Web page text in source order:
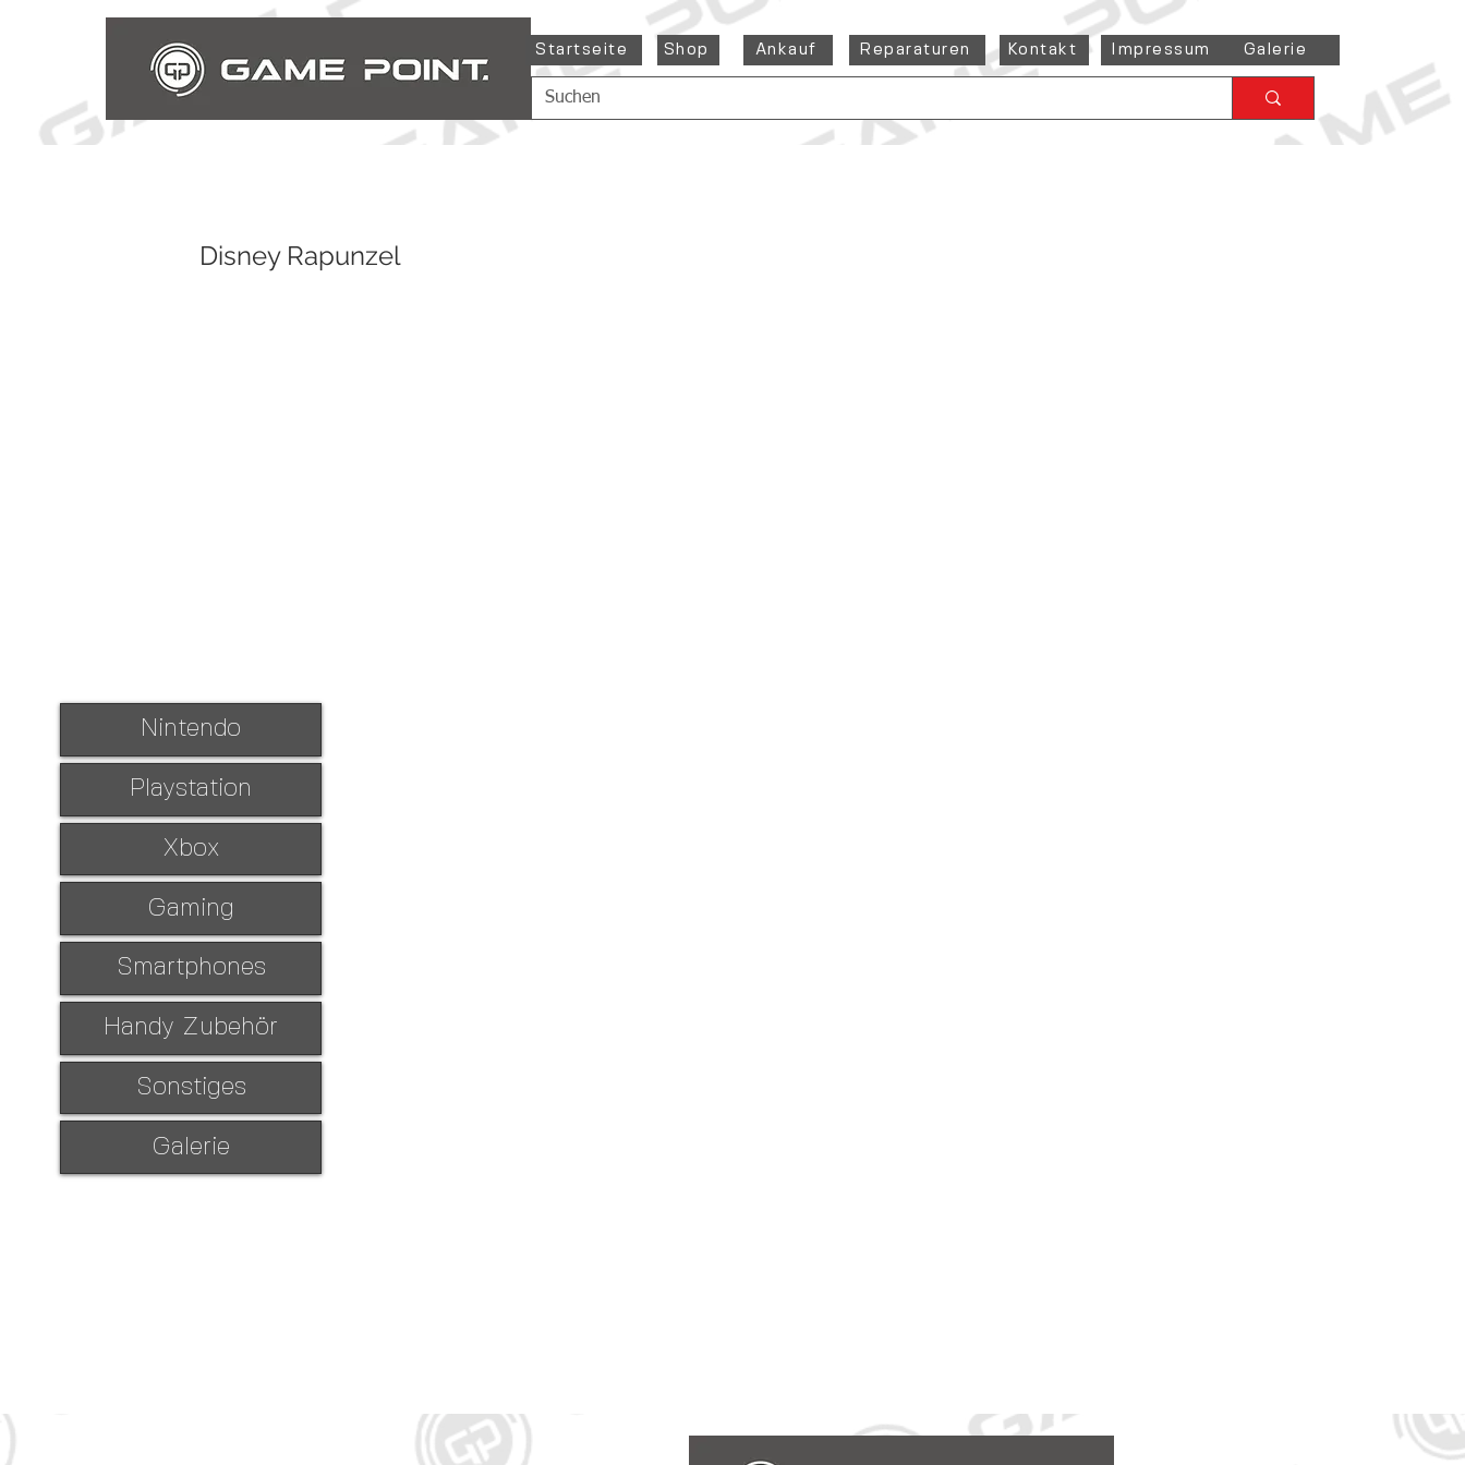
Startseite Shop Ankauf Reparaturen Kontakt Impressum Galerie
Nintendo
Playstation
Xbox
Gaming
Smartphones
Handy Zubehör
Sonstiges
Galerie
Disney Rapunzel